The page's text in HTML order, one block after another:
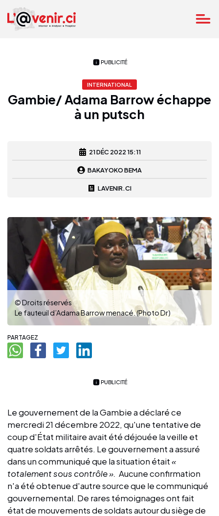
PUBLICITÉ
INTERNATIONAL
Gambie/ Adama Barrow échappe
à un putsch
21 DÉC 2022 15:11
BAKAYOKO BEMA
LAVENIR.CI
© Droits réservés
Le fauteuil d’Adama Barrow menacé. (Photo Dr)
PARTAGEZ
PUBLICITÉ
Le gouvernement de la Gambie a déclaré ce
mercredi 21 décembre 2022, qu'une tentative de
coup d'État militaire avait été déjouée la veille et
quatre soldats arrêtés. Le gouvernement a assuré
dans un communiqué que la situation était«
totalement sous contrôle ». Aucune confirmation
n'a été obtenue d'autre source que le communiqué
gouvernemental. De rares témoignages ont fait
état de mouvements de soldats autour du siège de